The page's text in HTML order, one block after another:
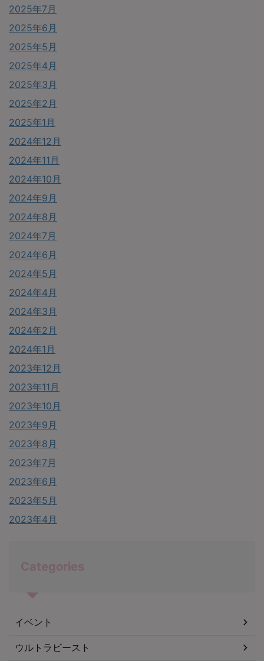
2025年7月
2025年6月
2025年5月
2025年4月
2025年3月
2025年2月
2025年1月
2024年12月
2024年11月
2024年10月
2024年9月
2024年8月
2024年7月
2024年6月
2024年5月
2024年4月
2024年3月
2024年2月
2024年1月
2023年12月
2023年11月
2023年10月
2023年9月
2023年8月
2023年7月
2023年6月
2023年5月
2023年4月
Categories
イベント
ウルトラビースト